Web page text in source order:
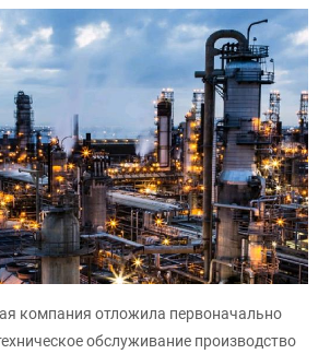
компания отложила первоначально
обслуживание производство